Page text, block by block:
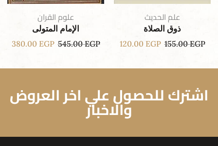
علم الحديث
ذوق الصلاة
155.00EGP
120.00 EGP
علوم القران
الإمام المتولى
545.00EGP
380.00 EGP
اشترك للحصول علي اخر العروض
والاخبار